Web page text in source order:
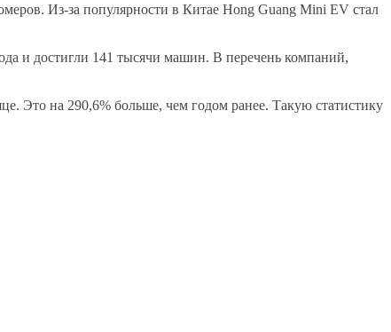
Из-за популярности в Китае Hong Guang Mini EV стал
и достигли 141 тысячи машин. В перечень компаний,
Это на 290,6% больше, чем годом ранее. Такую статистику